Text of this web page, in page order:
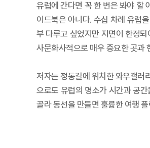
유럽에 간다면 꼭 한 번은 봐야 할
이드북은 아니다. 수십 차례 유럽
부 다루고 싶었지만 지면이 한정
사문화사적으로 매우 중요한 곳과
저자는 정동길에 위치한 와우갤러
으로도 유럽의 명소가 시간과 공
골라 동선을 만들면 훌륭한 여행